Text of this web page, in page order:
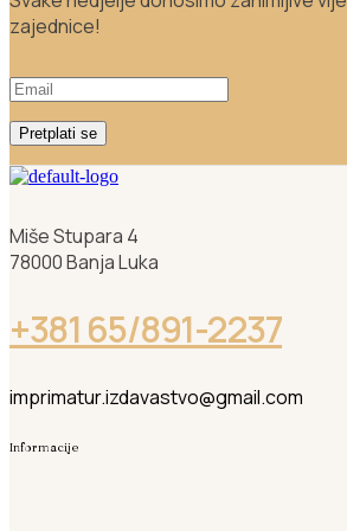
zajednice!
Pretplati se
Miše Stupara 4
78000 Banja Luka
+381 65/891-2237
imprimatur.izdavastvo@gmail.com
Informacije